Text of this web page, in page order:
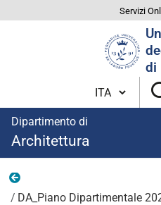
Servizi
di
Cambia
Dipartimento di
Architettura
DA_Piano Dipartimentale